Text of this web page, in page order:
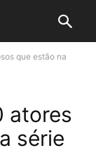
que estão na
atores
série